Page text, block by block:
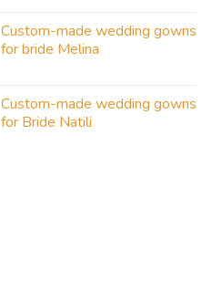
Custom-made wedding gowns
for bride Melina
Custom-made wedding gowns
for Bride Natili